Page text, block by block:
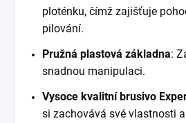
ploténku, čímž zajišťuje
pilování.
Pružná plastová základna:
snadnou manipulaci.
Vysoce kvalitní brusivo
si zachovává své vlastnosti